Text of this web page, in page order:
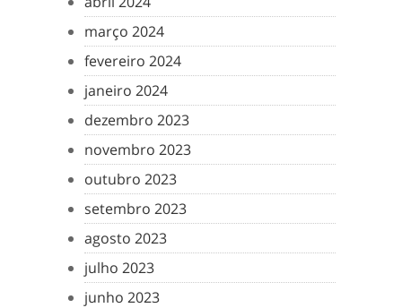
março 2024
fevereiro 2024
janeiro 2024
dezembro 2023
novembro 2023
outubro 2023
setembro 2023
agosto 2023
julho 2023
junho 2023